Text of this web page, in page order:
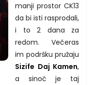
manji prostor CK13
da bi isti rasprodali,
i to 2 dana za
redom. Večeras
im podršku pružaju
Sizife Daj Kamen,
a sinoć je taj